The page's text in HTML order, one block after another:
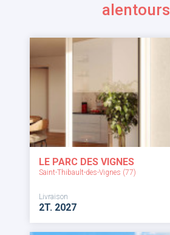
alentours
LE PARC DES VIGNES
Saint-Thibault-des-Vignes (77)
Livraison
2T. 2027